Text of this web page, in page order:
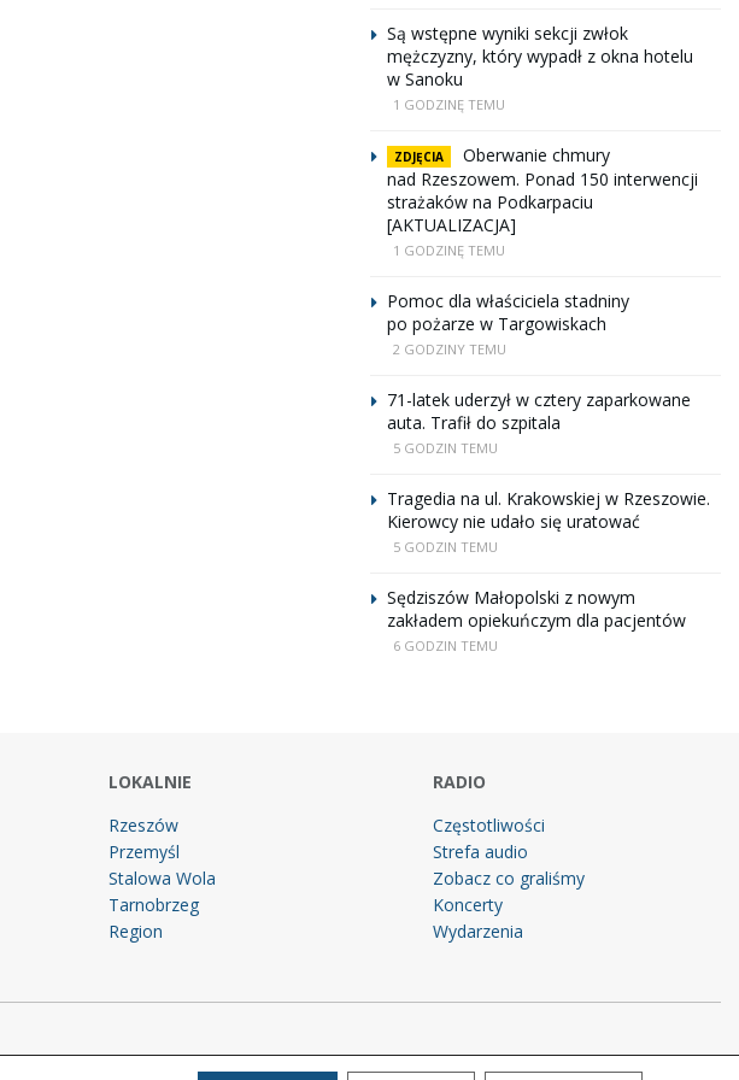
Są wstępne wyniki sekcji zwłok
mężczyzny, który wypadł z okna hotelu
w Sanoku
1 GODZINĘ TEMU
ZDJĘCIA
Oberwanie chmury
nad Rzeszowem. Ponad 150 interwencji
strażaków na Podkarpaciu
[AKTUALIZACJA]
1 GODZINĘ TEMU
Pomoc dla właściciela stadniny
po pożarze w Targowiskach
2 GODZINY TEMU
71-latek uderzył w cztery zaparkowane
auta. Trafił do szpitala
5 GODZIN TEMU
Tragedia na ul. Krakowskiej w Rzeszowie.
Kierowcy nie udało się uratować
5 GODZIN TEMU
Sędziszów Małopolski z nowym
zakładem opiekuńczym dla pacjentów
6 GODZIN TEMU
LOKALNIE
Rzeszów
Przemyśl
Stalowa Wola
Tarnobrzeg
Region
RADIO
Częstotliwości
Strefa audio
Zobacz co graliśmy
Koncerty
Wydarzenia